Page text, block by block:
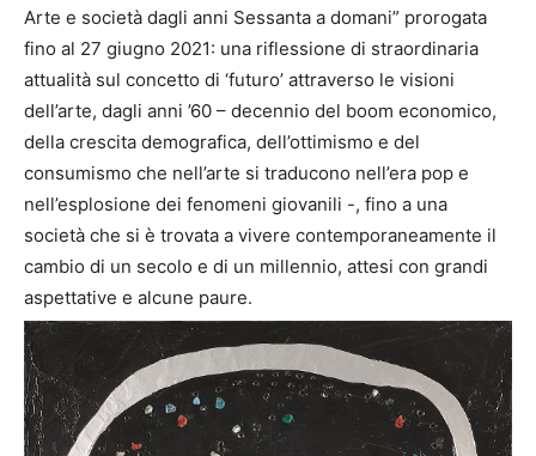
Arte e società dagli anni Sessanta a domani” prorogata
fino al 27 giugno 2021: una riflessione di straordinaria
attualità sul concetto di ‘futuro’ attraverso le visioni
dell’arte, dagli anni ’60 – decennio del boom economico,
della crescita demografica, dell’ottimismo e del
consumismo che nell’arte si traducono nell’era pop e
nell’esplosione dei fenomeni giovanili -, fino a una
società che si è trovata a vivere contemporaneamente il
cambio di un secolo e di un millennio, attesi con grandi
aspettative e alcune paure.